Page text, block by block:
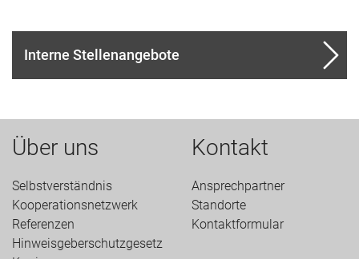
Interne Stellenangebote
Über uns
Selbstverständnis
Kooperationsnetzwerk
Referenzen
Hinweisgeberschutzgesetz
Kontakt
Ansprechpartner
Standorte
Kontaktformular